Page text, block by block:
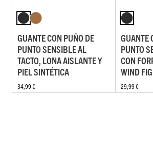
GUANTE CON PUÑO DE
PUNTO SENSIBLE AL
TACTO, LONA AISLANTE Y
PIEL SINTÉTICA
34,99 €
GUANTE
PUNTO
CON
WIND
29,99 €